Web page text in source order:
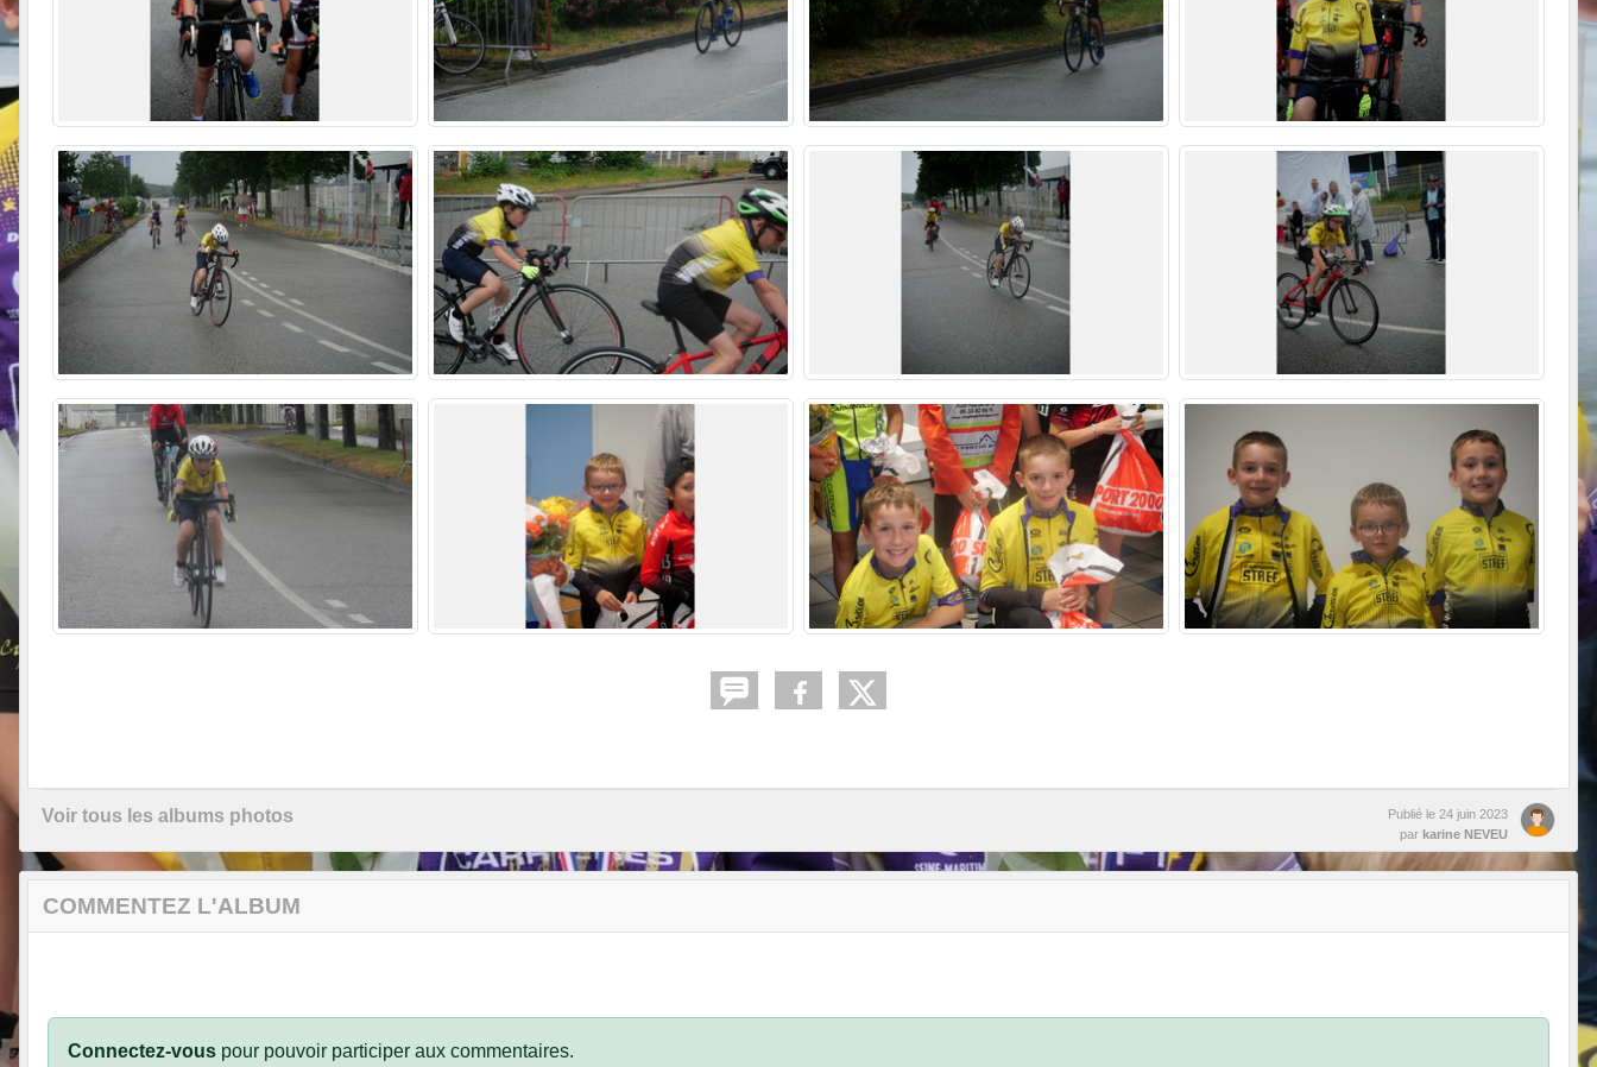
Voir tous les albums photos Publié le 24 juin 2023
par karine NEVEU
COMMENTEZ L'ALBUM
Connectez-vous pour pouvoir participer aux commentaires.